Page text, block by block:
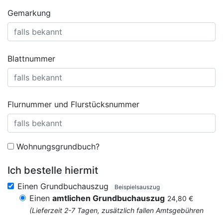
Gemarkung
Blattnummer
Flurnummer und Flurstücksnummer
Wohnungsgrundbuch?
Ich bestelle hiermit
Einen Grundbuchauszug Beispielsauszug
Einen amtlichen Grundbuchauszug 24,80 €
(Lieferzeit 2-7 Tagen, zusätzlich fallen Amtsgebühren